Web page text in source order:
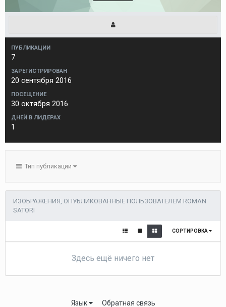
ПУБЛИКАЦИИ
7
ЗАРЕГИСТРИРОВАН
20 сентября 2016
ПОСЕЩЕНИЕ
30 октября 2016
ДНЕЙ В ЛИДЕРАХ
1
Тип публикации
ИЗОБРАЖЕНИЯ, ОПУБЛИКОВАННЫЕ ПОЛЬЗОВАТЕЛЕМ ROMAN
SATORI
СОРТИРОВКА
Здесь ещё ничего нет
Язык Обратная связь